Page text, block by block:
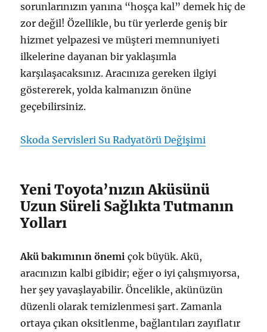
sorunlarınızın yanına “hoşça kal” demek hiç de
zor değil! Özellikle, bu tür yerlerde geniş bir
hizmet yelpazesi ve müşteri memnuniyeti
ilkelerine dayanan bir yaklaşımla
karşılaşacaksınız. Aracınıza gereken ilgiyi
göstererek, yolda kalmanızın önüne
geçebilirsiniz.
Skoda Servisleri Su Radyatörü Değişimi
Yeni Toyota’nızın Aküsünü
Uzun Süreli Sağlıkta Tutmanın
Yolları
Akü bakımının önemi çok büyük. Akü,
aracınızın kalbi gibidir; eğer o iyi çalışmıyorsa,
her şey yavaşlayabilir. Öncelikle, akünüzün
düzenli olarak temizlenmesi şart. Zamanla
ortaya çıkan oksitlenme, bağlantıları zayıflatır